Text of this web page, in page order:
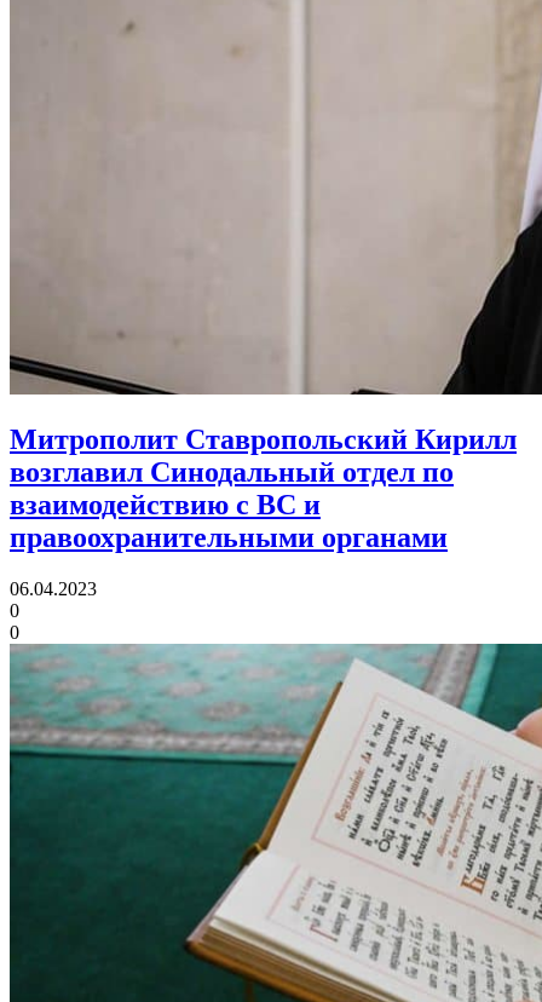
Митрополит Ставропольский Кирилл
возглавил Синодальный отдел по
взаимодействию с ВС и
правоохранительными органами
06.04.2023
0
0